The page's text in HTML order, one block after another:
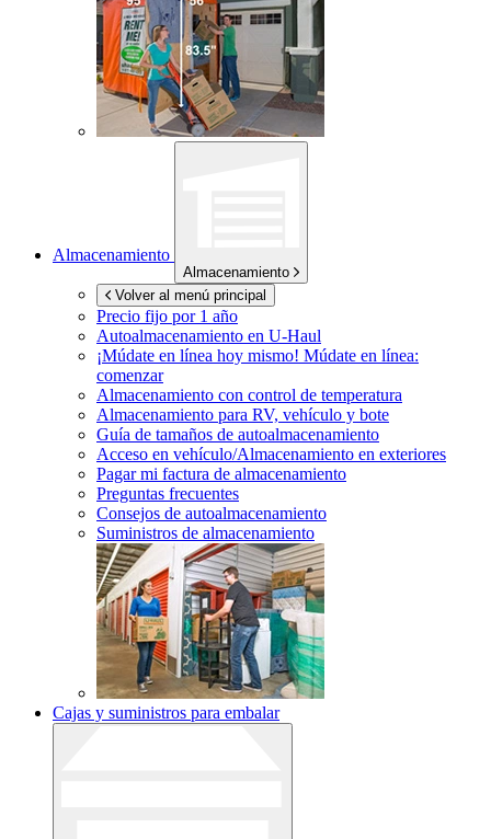
Almacenamiento
Almacenamiento
Volver al menú principal
Precio fijo por 1 año
Autoalmacenamiento en U-Haul
¡Múdate en línea hoy mismo! Múdate en línea:
comenzar
Almacenamiento con control de temperatura
Almacenamiento para RV, vehículo y bote
Guía de tamaños de autoalmacenamiento
Acceso en vehículo/Almacenamiento en exteriores
Pagar mi factura de almacenamiento
Preguntas frecuentes
Consejos de autoalmacenamiento
Suministros de almacenamiento
Cajas y suministros para embalar